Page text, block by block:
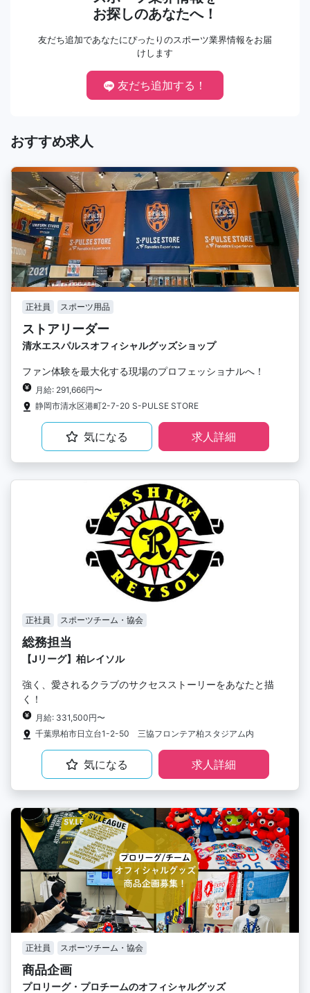
お探しのあなたへ！
友だち追加であなたにぴったりのスポーツ業界情報をお届
けします
友だち追加する！
おすすめ求人
正社員 スポーツ用品
ストアリーダー
清水エスパルスオフィシャルグッズショップ
ファン体験を最大化する現場のプロフェッショナルへ！
月給: 291,666円〜
静岡市清水区港町2-7-20 S-PULSE STORE
気になる 求人詳細
正社員 スポーツチーム・協会
総務担当
【Jリーグ】柏レイソル
強く、愛されるクラブのサクセスストーリーをあなたと描
く！
月給: 331,500円〜
千葉県柏市日立台1-2-50 三協フロンテア柏スタジアム内
気になる 求人詳細
正社員 スポーツチーム・協会
商品企画
プロリーグ・プロチームのオフィシャルグッズ